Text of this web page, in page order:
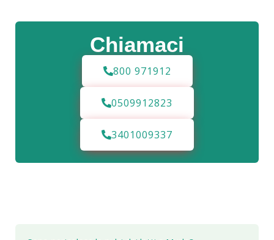
Chiamaci
800 971912
0509912823
3401009337